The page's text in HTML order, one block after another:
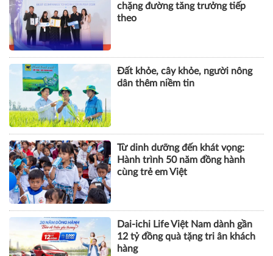
chặng đường tăng trưởng tiếp
theo
Đất khỏe, cây khỏe, người nông
dân thêm niềm tin
Từ dinh dưỡng đến khát vọng:
Hành trình 50 năm đồng hành
cùng trẻ em Việt
Dai-ichi Life Việt Nam dành gần
12 tỷ đồng quà tặng tri ân khách
hàng